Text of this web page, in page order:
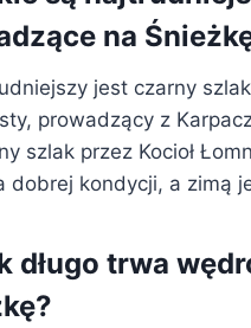
na
jest czarny
prowadzący z
szlak przez Kocioł
dobrej kondycji, a zimą
długo trwa